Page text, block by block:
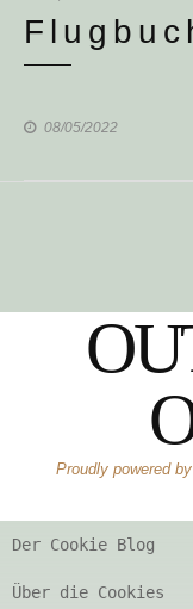
08/05/2022
Proudly powered
Der Cookie Blog
Über die Cookies